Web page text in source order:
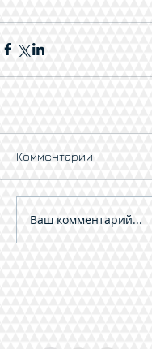
Комментарии
Ваш комментарий...